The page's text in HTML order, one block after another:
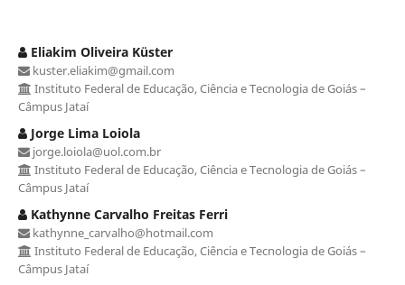
Eliakim Oliveira Küster
kuster.eliakim@gmail.com
Instituto Federal de Educação, Ciência e Tecnologia de Goiás –
Câmpus Jataí
Jorge Lima Loiola
jorge.loiola@uol.com.br
Instituto Federal de Educação, Ciência e Tecnologia de Goiás –
Câmpus Jataí
Kathynne Carvalho Freitas Ferri
kathynne_carvalho@hotmail.com
Instituto Federal de Educação, Ciência e Tecnologia de Goiás –
Câmpus Jataí